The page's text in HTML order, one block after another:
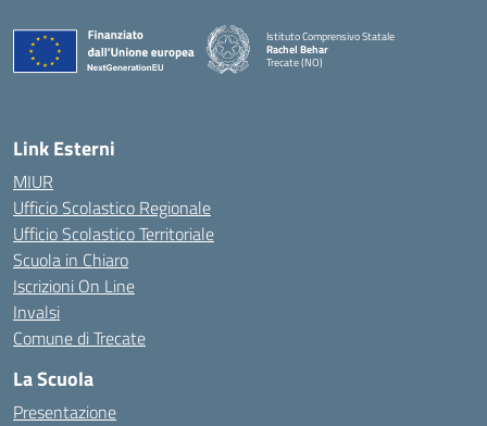
Istituto Comprensivo Statale
Rachel Behar
Trecate (NO)
Link Esterni
MIUR
Ufficio Scolastico Regionale
Ufficio Scolastico Territoriale
Scuola in Chiaro
Iscrizioni On Line
Invalsi
Comune di Trecate
La Scuola
Presentazione